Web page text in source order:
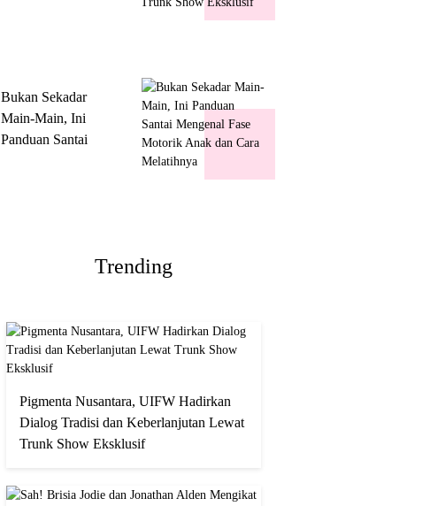
Bukan Sekadar
Main-Main, Ini
Panduan Santai
Trending
Pigmenta Nusantara, UIFW Hadirkan
Dialog Tradisi dan Keberlanjutan Lewat
Trunk Show Eksklusif